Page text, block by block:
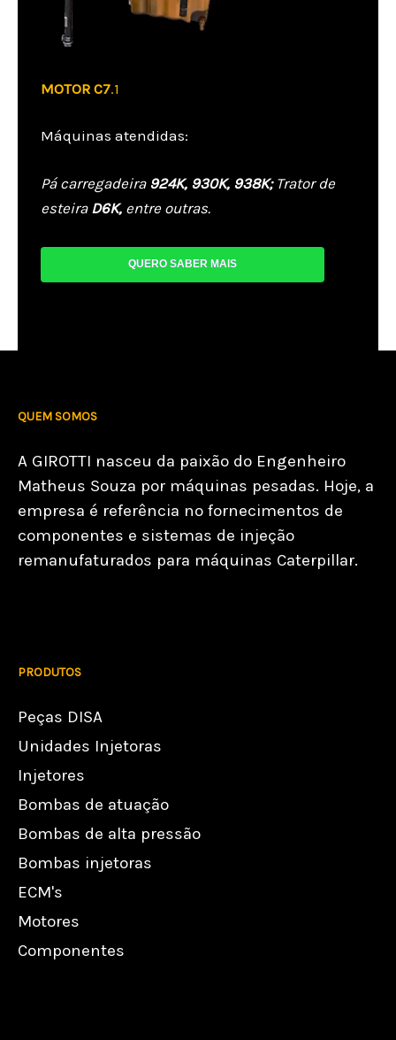
MOTOR C7.1
Máquinas atendidas:
Pá carregadeira 924K, 930K, 938K;Trator de
esteira D6K,entre outras.
QUERO SABER MAIS
QUEM SOMOS
A GIROTTI nasceu da paixão do Engenheiro
Matheus Souza por máquinas pesadas. Hoje, a
empresa é referência no fornecimentos de
componentes e sistemas de injeção
remanufaturados para máquinas Caterpillar.
PRODUTOS
Peças DISA
Unidades Injetoras
Injetores
Bombas de atuação
Bombas de alta pressão
Bombas injetoras
ECM's
Motores
Componentes